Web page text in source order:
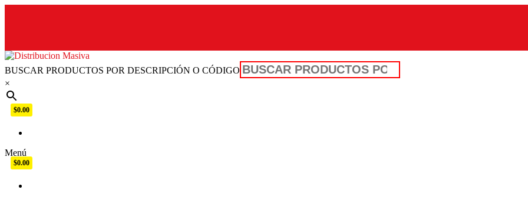
Distribucion Masiva
BUSCAR PRODUCTOS POR DESCRIPCIÓN O CÓDIGO
×
$0.00
Menú
$0.00